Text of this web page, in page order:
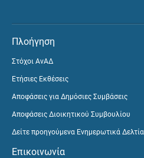
Πλοήγηση
Στόχοι ΑνΑΔ
Ετήσιες Εκθέσεις
Αποφάσεις για Δημόσιες Συμβάσεις
Αποφάσεις Διοικητικού Συμβουλίου
Δείτε προηγούμενα Ενημερωτικά Δελτία
Επικοινωνία